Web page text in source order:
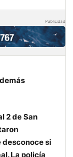
Publicidad
2 de San
desconoce si
La policía